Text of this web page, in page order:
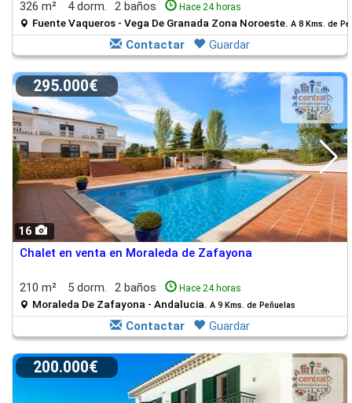
326 m² 4 dorm. 2 baños Hace 24 horas
Fuente Vaqueros - Vega De Granada Zona Noroeste. A 8 Kms. de
Contactar Guardar
16
295.000€
Chalet en venta en Moraleda de Zafayona
210 m² 5 dorm. 2 baños Hace 24 horas
Moraleda De Zafayona - Andalucia. A 9 Kms. de Peñuelas
Contactar Guardar
200.000€